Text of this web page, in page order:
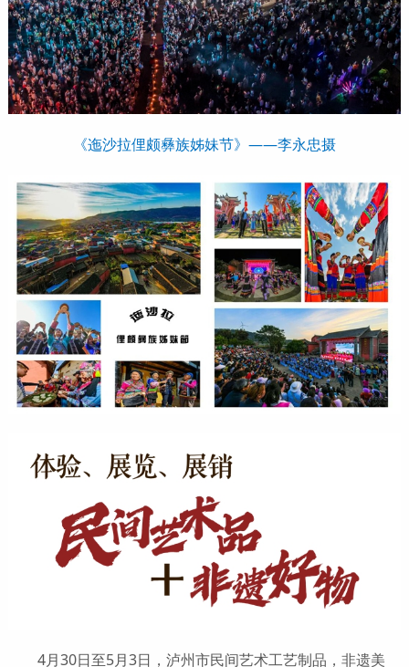
《迤沙拉俚颇彝族姊妹节》——李永忠摄
4月30日至5月3日，泸州市民间艺术工艺制品，非遗美